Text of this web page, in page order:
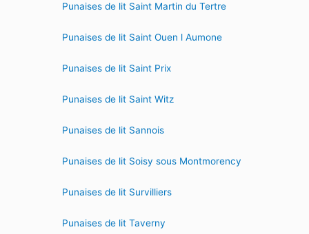
Punaises de lit Saint Martin du Tertre
Punaises de lit Saint Ouen l Aumone
Punaises de lit Saint Prix
Punaises de lit Saint Witz
Punaises de lit Sannois
Punaises de lit Soisy sous Montmorency
Punaises de lit Survilliers
Punaises de lit Taverny